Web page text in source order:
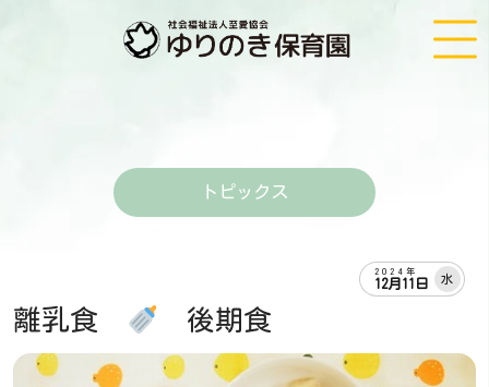
トピックス
2024年
12月11日 水
離乳食 後期食